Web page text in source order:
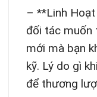
– **Linh
đối tác muốn
mới mà bạn
kỹ. Lý do gì
để thương